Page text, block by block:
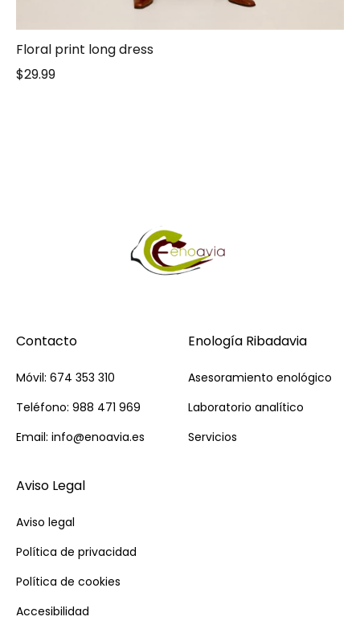
Floral print long dress
$29.99
Contacto
Móvil: 674 353 310
Teléfono: 988 471 969
Email: info@enoavia.es
Enología Ribadavia
Asesoramiento enológico
Laboratorio analítico
Servicios
Aviso Legal
Aviso legal
Política de privacidad
Política de cookies
Accesibilidad